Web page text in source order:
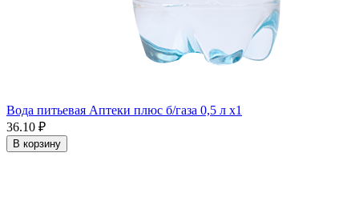
Вода питьевая Аптеки плюс б/газа 0,5 л x1
36.10 ₽
В корзину